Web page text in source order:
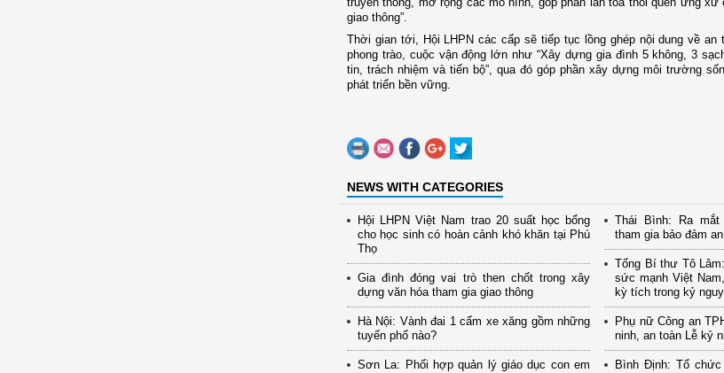
giao thông”.
Thời gian tới, Hội LHPN các cấp sẽ tiếp tục lồng ghép nội dung về an
phong trào, cuộc vận động lớn như “Xây dựng gia đình 5 không, 3
tin, trách nhiệm và tiến bộ”, qua đó góp phần xây dựng môi trường
phát triển bền vững.
NEWS WITH CATEGORIES
Hội LHPN Việt Nam trao 20 suất học bổng
cho học sinh có hoàn cảnh khó khăn tại Phú
Thọ
Gia đình đóng vai trò then chốt trong xây
dựng văn hóa tham gia giao thông
Hà Nội: Vành đai 1 cấm xe xăng gồm những
tuyến phố nào?
Sơn La: Phối hợp quản lý giáo dục con em
Thái Bình: Ra
tham gia bảo đảm
Tổng Bí thư Tô
sức mạnh Việt
kỳ tích trong kỷ
Phụ nữ Công an
ninh, an toàn Lễ kỷ
Bình Định: Tổ